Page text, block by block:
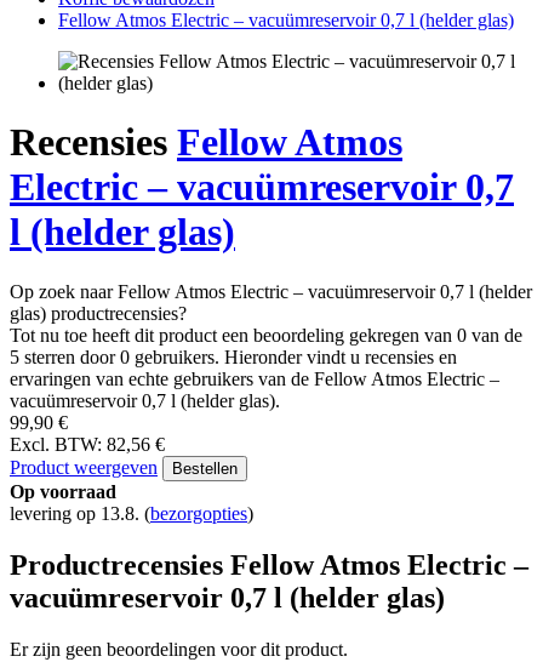
Fellow Atmos Electric – vacuümreservoir 0,7 l (helder glas)
Recensies Fellow Atmos
Electric – vacuümreservoir 0,7
l (helder glas)
Op zoek naar Fellow Atmos Electric – vacuümreservoir 0,7 l (helder
glas) productrecensies?
Tot nu toe heeft dit product een beoordeling gekregen van 0 van de
5 sterren door 0 gebruikers. Hieronder vindt u recensies en
ervaringen van echte gebruikers van de Fellow Atmos Electric –
vacuümreservoir 0,7 l (helder glas).
99,90 €
Excl. BTW: 82,56 €
Product weergeven
Bestellen
Op voorraad
levering op 13.8. (bezorgopties)
Productrecensies Fellow Atmos Electric –
vacuümreservoir 0,7 l (helder glas)
Er zijn geen beoordelingen voor dit product.